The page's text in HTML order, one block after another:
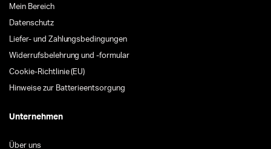
Mein Bereich
Datenschutz
Liefer- und Zahlungsbedingungen
Widerrufsbelehrung und -formular
Cookie-Richtlinie (EU)
Hinweise zur Batterieentsorgung
Unternehmen
Über uns